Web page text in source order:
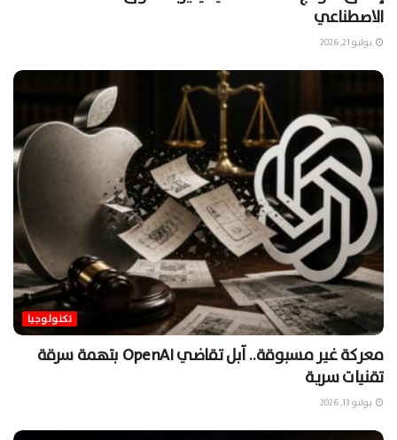
الاصطناعي
يوليو 21, 2026
تكنولوجيا
معركة غير مسبوقة.. آبل تقاضي OpenAI بتهمة سرقة
تقنيات سرية
يوليو 13, 2026